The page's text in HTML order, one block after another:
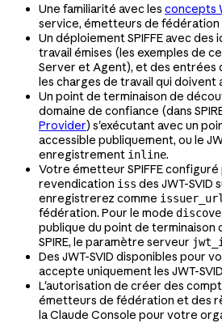
Une familiarité avec les concepts
service, émetteurs de
Un déploiement SPIFFE avec
travail émises (les exemples de
Server et Agent), et des entrées
les charges de travail qui doivent
Un point de terminaison de
domaine de confiance (dans
Provider) s'exécutant avec un
accessible publiquement, ou le
enregistrement inline.
Votre émetteur SPIFFE
revendication iss des JWT-SVID
enregistrerez comme issuer_url
fédération. Pour le mode
publique du point de terminaison
SPIRE, le paramètre serveur
Des JWT-SVID disponibles pour
accepte uniquement les JWT-
L'autorisation de créer des
émetteurs de fédération et des
la Claude Console pour votre